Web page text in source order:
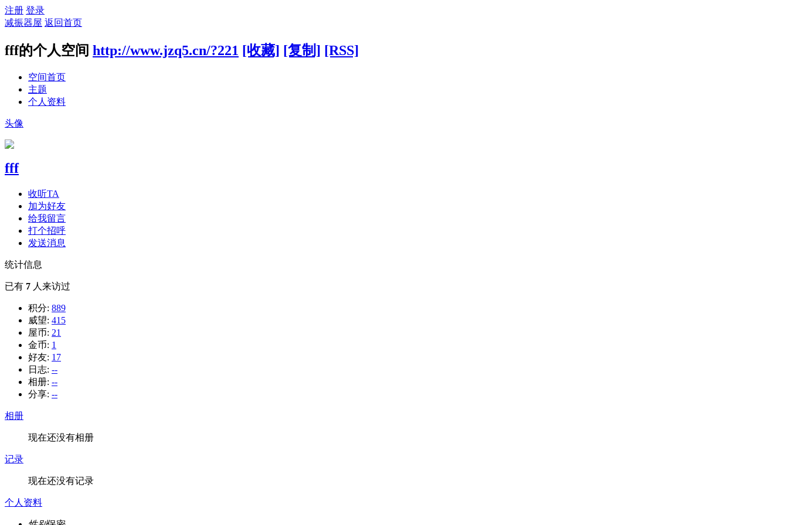
注册 登录
减振器屋 返回首页
fff的个人空间 http://www.jzq5.cn/?221 [收藏] [复制] [RSS]
空间首页
主题
个人资料
头像
fff
收听TA
加为好友
给我留言
打个招呼
发送消息
统计信息
已有 7 人来访过
积分: 889
威望: 415
屋币: 21
金币: 1
好友: 17
日志: --
相册: --
分享: --
相册
现在还没有相册
记录
现在还没有记录
个人资料